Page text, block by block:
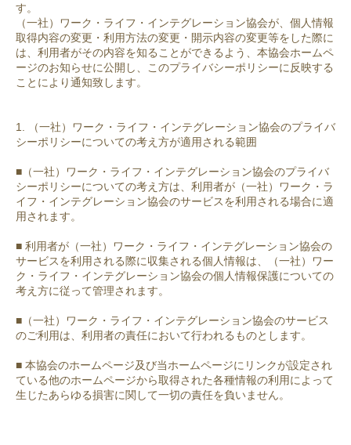
す。
（一社）ワーク・ライフ・インテグレーション協会が、個人情報
取得内容の変更・利用方法の変更・開示内容の変更等をした際に
は、利用者がその内容を知ることができるよう、本協会ホームペ
ージのお知らせに公開し、このプライバシーポリシーに反映する
ことにより通知致します。
1. （一社）ワーク・ライフ・インテグレーション協会のプライバ
シーポリシーについての考え方が適用される範囲
■（一社）ワーク・ライフ・インテグレーション協会のプライバ
シーポリシーについての考え方は、利用者が（一社）ワーク・ラ
イフ・インテグレーション協会のサービスを利用される場合に適
用されます。
■ 利用者が（一社）ワーク・ライフ・インテグレーション協会の
サービスを利用される際に収集される個人情報は、（一社）ワー
ク・ライフ・インテグレーション協会の個人情報保護についての
考え方に従って管理されます。
■（一社）ワーク・ライフ・インテグレーション協会のサービス
のご利用は、利用者の責任において行われるものとします。
■ 本協会のホームページ及び当ホームページにリンクが設定され
ている他のホームページから取得された各種情報の利用によって
生じたあらゆる損害に関して一切の責任を負いません。